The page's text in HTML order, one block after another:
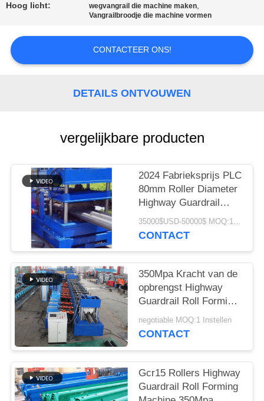
Hoog licht: wegvangrail die machine maken,
Vangrailbroodje die machine vormen
CONTACTEER ONS!
DETAILS ONTVOUWEN
vergelijkbare producten
2024 Fabrieksprijs PLC
80mm Roller Diameter
Highway Guardrail
Forming Machine
35000$USD-50000$ MOQ:1 Instellen
CONTACT
350Mpa Kracht van de
opbrengst Highway
Guardrail Roll Forming
Machine met 400H
balkstructuur
negotiable MOQ:1 Instellen
CONTACT
Gcr15 Rollers Highway
Guardrail Roll Forming